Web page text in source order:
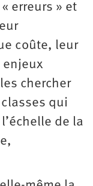
erreurs » et
coûte, leur
enjeux
chercher
qui
de la